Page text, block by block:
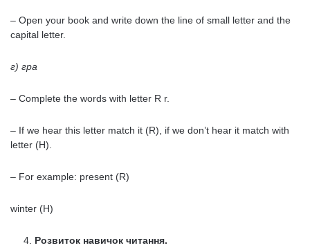
– Open your book and write down the line of small letter and the
capital letter.
г) гра
– Complete the words with letter R r.
– If we hear this letter match it (R), if we don’t hear it match with
letter (H).
– For example: present (R)
winter (H)
Розвиток навичок читання.